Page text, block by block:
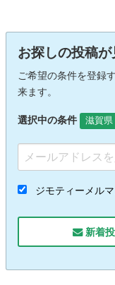
お探しの投稿
ご希望の条件を登録
来ます。
選択中の条件 滋賀県
ジモティーメル
新着投